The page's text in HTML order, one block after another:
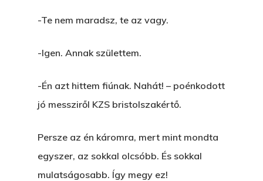
-Te nem maradsz, te az vagy.
-Igen. Annak születtem.
-Én azt hittem fiúnak. Nahát! – poénkodott
jó messziről KZS bristolszakértő.
Persze az én káromra, mert mint mondta
egyszer, az sokkal olcsóbb. És sokkal
mulatságosabb. Így megy ez!